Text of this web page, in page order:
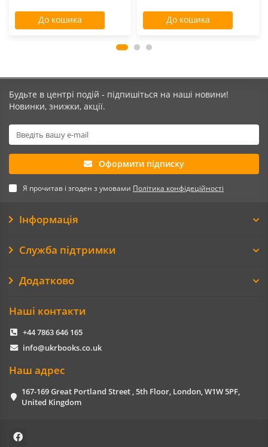
До кошика До кошика
Будьте в центрі подій - підпишіться на наші новини!
Новинки, знижки, акції.
Оформити підписку
Я прочитав і згоден з умовами Політика конфідеційності
Інформація
Служба підтримки
Додатково
Наші контакти
+44 7863 646 165
info@ukrbooks.co.uk
Наш адрес
167-169 Great Portland Street , 5th Floor, London, W1W 5PF,
United Kingdom